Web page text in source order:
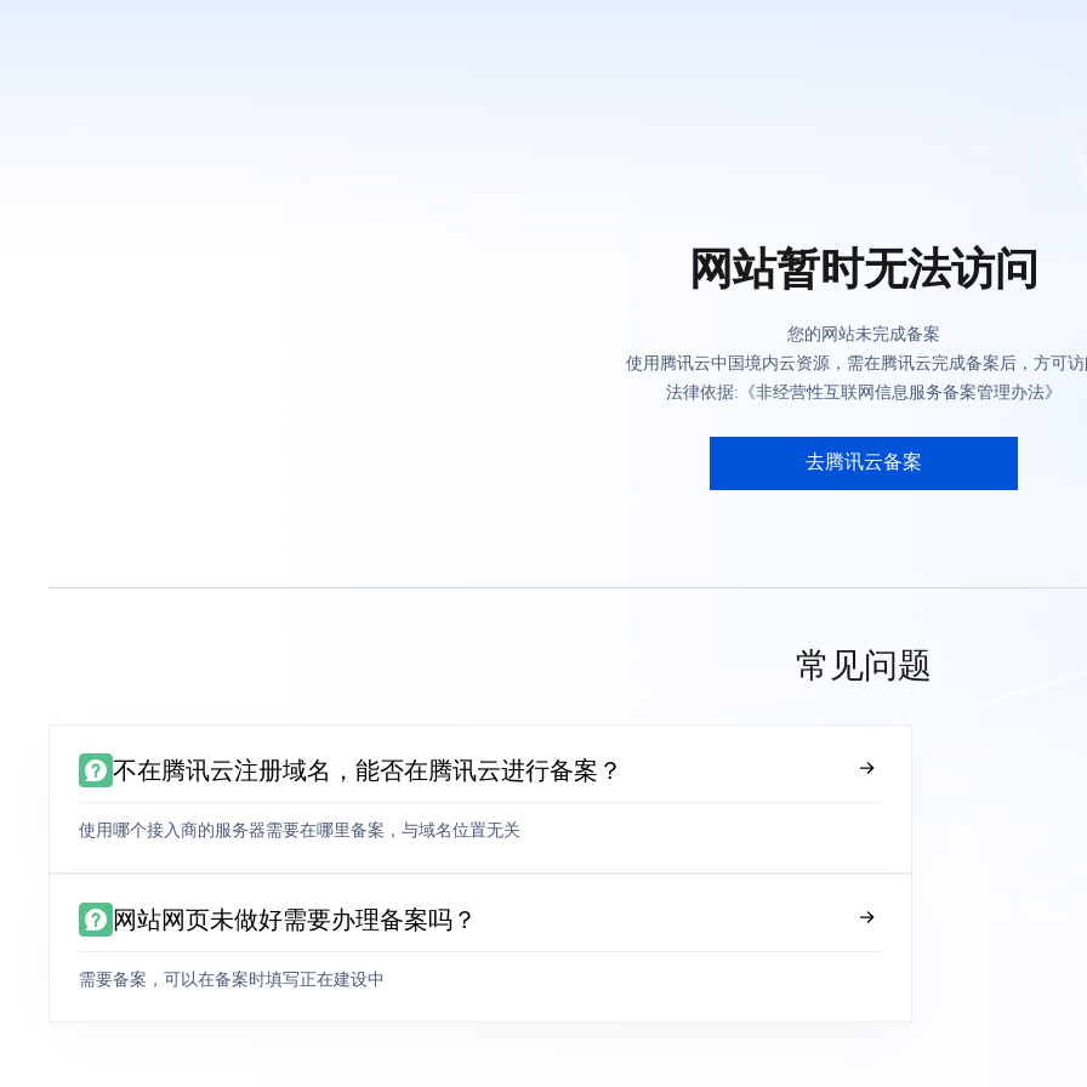
网站暂时无法访问
您的网站未完成备案
使用腾讯云中国境内云资源，需在腾讯云完成备案后，方可
法律依据:《非经营性互联网信息服务备案管理办法》
去腾讯云备案
常见问题
不在腾讯云注册域名，能否在腾讯云进行备案？
使用哪个接入商的服务器需要在哪里备案，与域名位置无关
网站网页未做好需要办理备案吗？
需要备案，可以在备案时填写正在建设中